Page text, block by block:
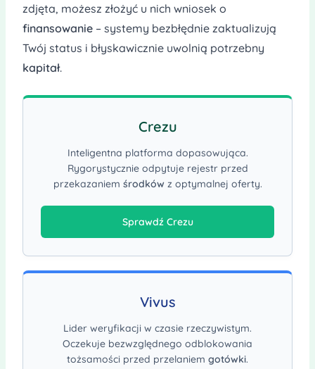
zdjęta, możesz złożyć u nich wniosek o
finansowanie– systemy bezbłędnie zaktualizują
Twój status i błyskawicznie uwolnią potrzebny
kapitał.
Crezu
Inteligentna platforma dopasowująca.
Rygorystycznie odpytuje rejestr przed
przekazaniem środkówz optymalnej oferty.
Sprawdź Crezu
Vivus
Lider weryfikacji w czasie rzeczywistym.
Oczekuje bezwzględnego odblokowania
tożsamości przed przelaniem gotówki.